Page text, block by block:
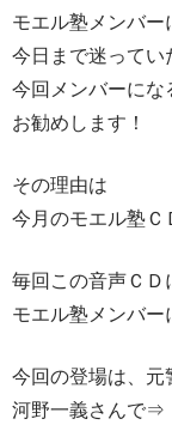
モエル塾メンバー
今日まで迷ってい
今回メンバーにな
お勧めします！
その理由は
今月のモエル塾Ｃ
毎回この音声ＣＤ
モエル塾メンバー
今回の登場は、元
河野一義さんで